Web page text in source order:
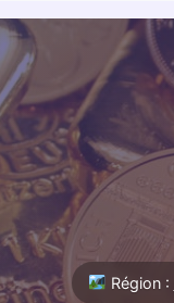
Région :